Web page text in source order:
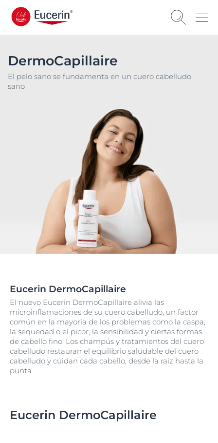
DermoCapillaire
El pelo sano se fundamenta en un cuero cabelludo
sano
Eucerin DermoCapillaire
El nuevo Eucerin DermoCapillaire alivia las
microinflamaciones de su cuero cabelludo, un factor
común en la mayoría de los problemas como la caspa,
la sequedad o el picor, la sensibilidad y ciertas formas
de cabello fino. Los champús y tratamientos del cuero
cabelludo restauran el equilibrio saludable del cuero
cabelludo y cuidan cada cabello, desde la raíz hasta la
punta.
Eucerin DermoCapillaire